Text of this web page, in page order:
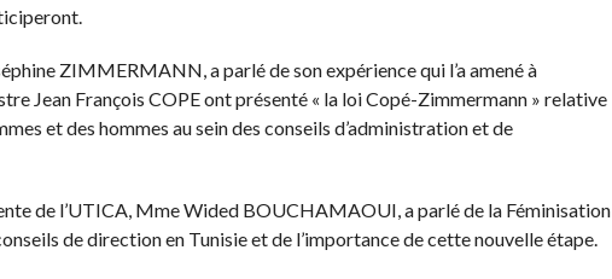
ZIMMERMANN, a parlé de son expérience qui l’a amené à
Jean François COPE ont présenté « la loi Copé-Zimmermann » relative
et des hommes au sein des conseils d’administration et de
de l’UTICA, Mme Wided BOUCHAMAOUI, a parlé de la Féminisation
de direction en Tunisie et de l’importance de cette nouvelle étape.